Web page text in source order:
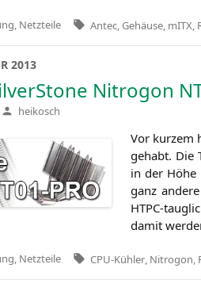
Netzteile Tags:
Antec Gehäuse mITX
2013
Nitrogon
Verfasst
von
heikosch
Vor kur­zem
gehabt. Die
in der Höhe
ganz
HTPC-
damit
Netzteile Tags:
CPU-Kühler Nitrogon